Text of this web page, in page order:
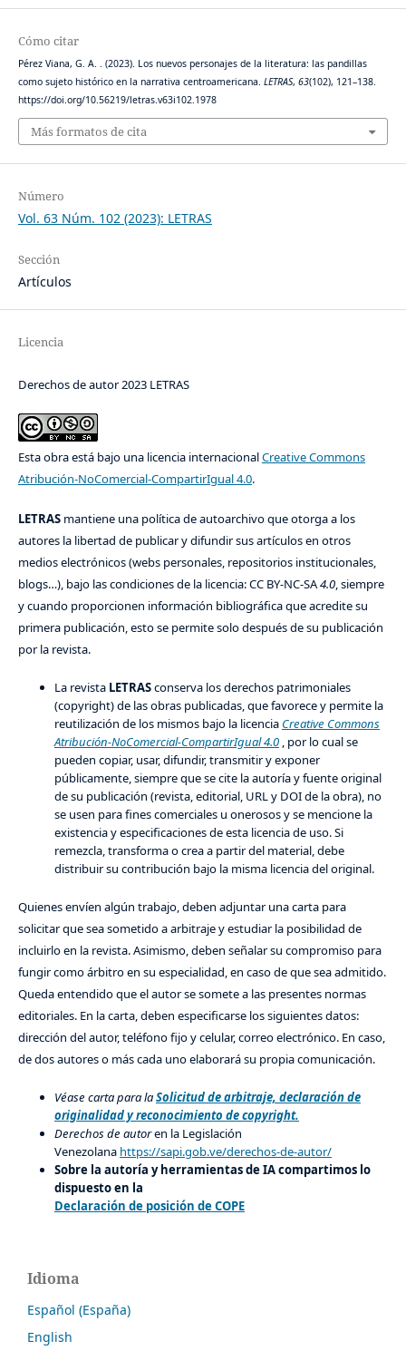
Cómo citar
Pérez Viana, G. A. . (2023). Los nuevos personajes de la literatura: las pandillas
como sujeto histórico en la narrativa centroamericana. LETRAS, 63(102), 121–138.
https://doi.org/10.56219/letras.v63i102.1978
Más formatos de cita
Número
Vol. 63 Núm. 102 (2023): LETRAS
Sección
Artículos
Licencia
Derechos de autor 2023 LETRAS
Esta obra está bajo una licencia internacionalCreative Commons
Atribución-NoComercial-CompartirIgual 4.0.
LETRASmantiene una política de autoarchivo que otorga a los
autores la libertad de publicar y difundir sus artículos en otros
medios electrónicos (webs personales, repositorios institucionales,
blogs…), bajo las condiciones de la licencia: CC BY-NC-SA4.0, siempre
y cuando proporcionen información bibliográfica que acredite su
primera publicación, esto se permite solo después de su publicación
por la revista.
La revista LETRASconserva los derechos patrimoniales
(copyright) de las obras publicadas, que favorece y permite la
reutilización de los mismos bajo la licencia Creative Commons
Atribución-NoComercial-CompartirIgual 4.0, por lo cual se
pueden copiar, usar, difundir, transmitir y exponer
públicamente, siempre que se cite la autoría y fuente original
de su publicación (revista, editorial, URL y DOI de la obra), no
se usen para fines comerciales u onerosos y se mencione la
existencia y especificaciones de esta licencia de uso. Si
remezcla, transforma o crea a partir del material, debe
distribuir su contribución bajo la misma licencia del original.
Quienes envíen algún trabajo, deben adjuntar una carta para
solicitar que sea sometido a arbitraje y estudiar la posibilidad de
incluirlo en la revista. Asimismo, deben señalar su compromiso para
fungir como árbitro en su especialidad, en caso de que sea admitido.
Queda entendido que el autor se somete a las presentes normas
editoriales. En la carta, deben especificarse los siguientes datos:
dirección del autor, teléfono fijo y celular, correo electrónico. En caso,
de dos autores o más cada uno elaborará su propia comunicación.
Véase carta para laSolicitud de arbitraje, declaración de
originalidad y reconocimiento de copyright.
Derechos de autoren la Legislación
Venezolana https://sapi.gob.ve/derechos-de-autor/
Sobre la autoría y herramientas de IA compartimos lo
dispuesto en la
Declaración de posición de COPE
Idioma
Español (España)
English